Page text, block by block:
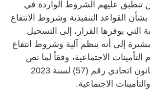
تنطبق عليهم الشروط الواردة في
بشأن القواعد التنفيذية وشروط الانتفاع
التي يوفرها القرار، إلى التسجيل
إلى أنه ينظم آلية وشروط انتفاع
التأمينات الاجتماعية، وفقاً لما نص
عليه المرسوم بقانون اتحادي رقم (57) لسنة 2023
الاجتماعية.